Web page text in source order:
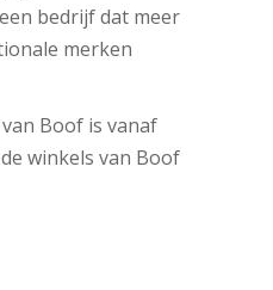
bedrijf dat meer
merken
Boof is vanaf
winkels van Boof